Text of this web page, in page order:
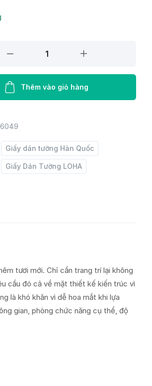
Thêm vào giỏ hàng
Giấy dán tường Hàn Quốc
Giấy Dán Tường LOHA
tươi mới. Chỉ cần trang trí lại không
cầu đó cả về mặt thiết kế kiến trúc vì
là khó khăn vì dễ hoa mắt khi lựa
gian, phòng chức năng cụ thể, độ